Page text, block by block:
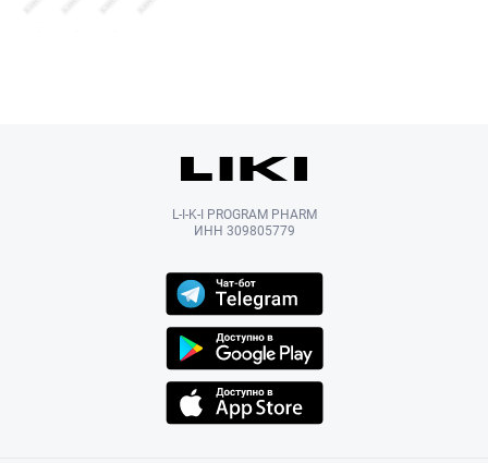
L-I-K-I PROGRAM PHARM
ИНН 309805779